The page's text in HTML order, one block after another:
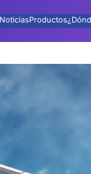
NoticiasProductos